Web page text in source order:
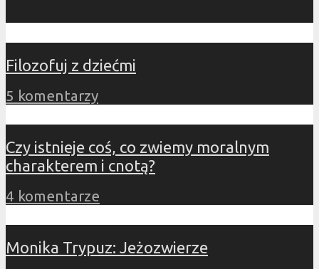
Filozofuj z dziećmi
5 komentarzy
Czy istnieje coś, co zwiemy moralnym
charakterem i cnotą?
4 komentarze
Monika Trypuz: Jeżozwierze